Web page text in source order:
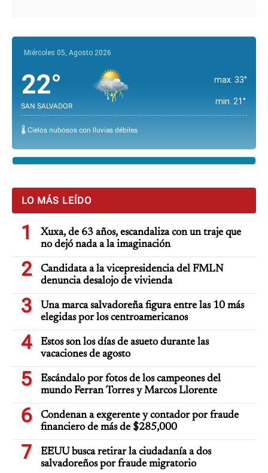
Miércoles 05, Agosto 2026
22°
SAN SALVADOR
max. 33°
min. 21°
🌡️ Cielos nubosos con lluvias débiles
LO MÁS LEÍDO
1
Xuxa, de 63 años, escandaliza con un traje que
no dejó nada a la imaginación
2
Candidata a la vicepresidencia del FMLN
denuncia desalojo de vivienda
3
Una marca salvadoreña figura entre las 10 más
elegidas por los centroamericanos
4
Estos son los días de asueto durante las
vacaciones de agosto
5
Escándalo por fotos de los campeones del
mundo Ferran Torres y Marcos Llorente
6
Condenan a exgerente y contador por fraude
financiero de más de $285,000
7
EEUU busca retirar la ciudadanía a dos
salvadoreños por fraude migratorio